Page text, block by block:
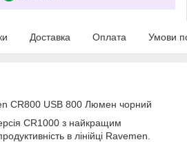
Доставка Оплата Умови
CR800 USB 800 Люмен чорний
CR1000 з найкращим
в лінійці Ravemen.